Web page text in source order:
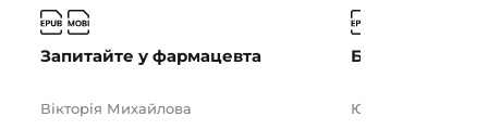
Запитайте у фармацевта
Вікторія Михайлова
Без маячні
Юлія Ярмоленко